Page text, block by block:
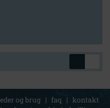
og brug | faq | kontakt